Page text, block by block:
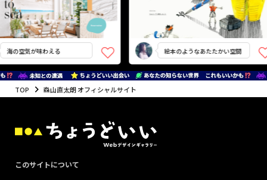
海の空気が味わえる 絵本のようなあたたかい空間
TOP 森山直太朗 オフィシャルサイト
このサイトについて